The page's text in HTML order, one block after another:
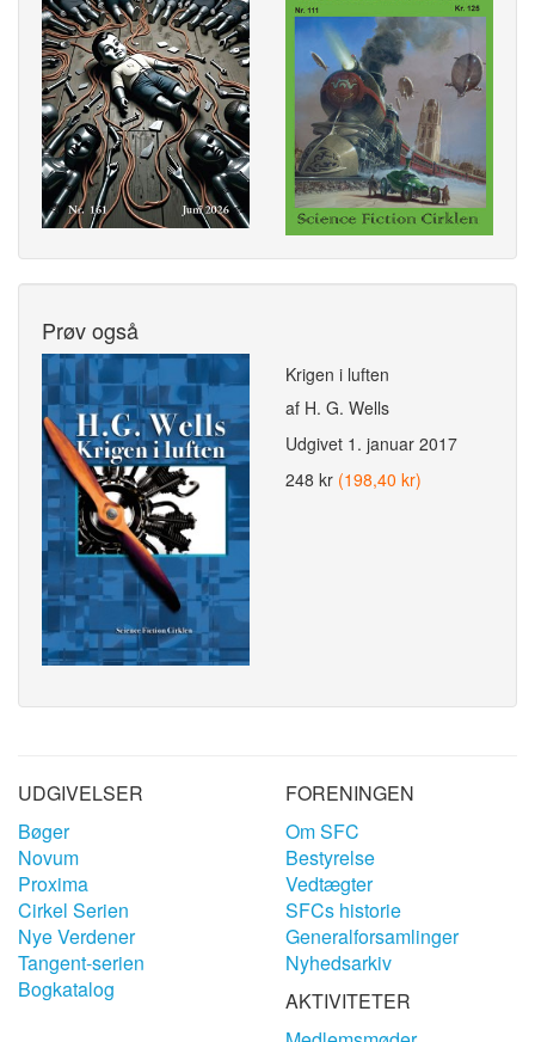
Prøv også
Krigen i luften
af H. G. Wells
Udgivet 1. januar 2017
248 kr (198,40 kr)
UDGIVELSER
Bøger
Novum
Proxima
Cirkel Serien
Nye Verdener
Tangent-serien
Bogkatalog
FORENINGEN
Om SFC
Bestyrelse
Vedtægter
SFCs historie
Generalforsamlinger
Nyhedsarkiv
AKTIVITETER